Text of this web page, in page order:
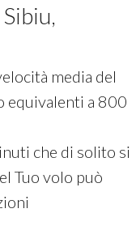
media del
equivalenti a 800
che di solito si
Tuo volo può